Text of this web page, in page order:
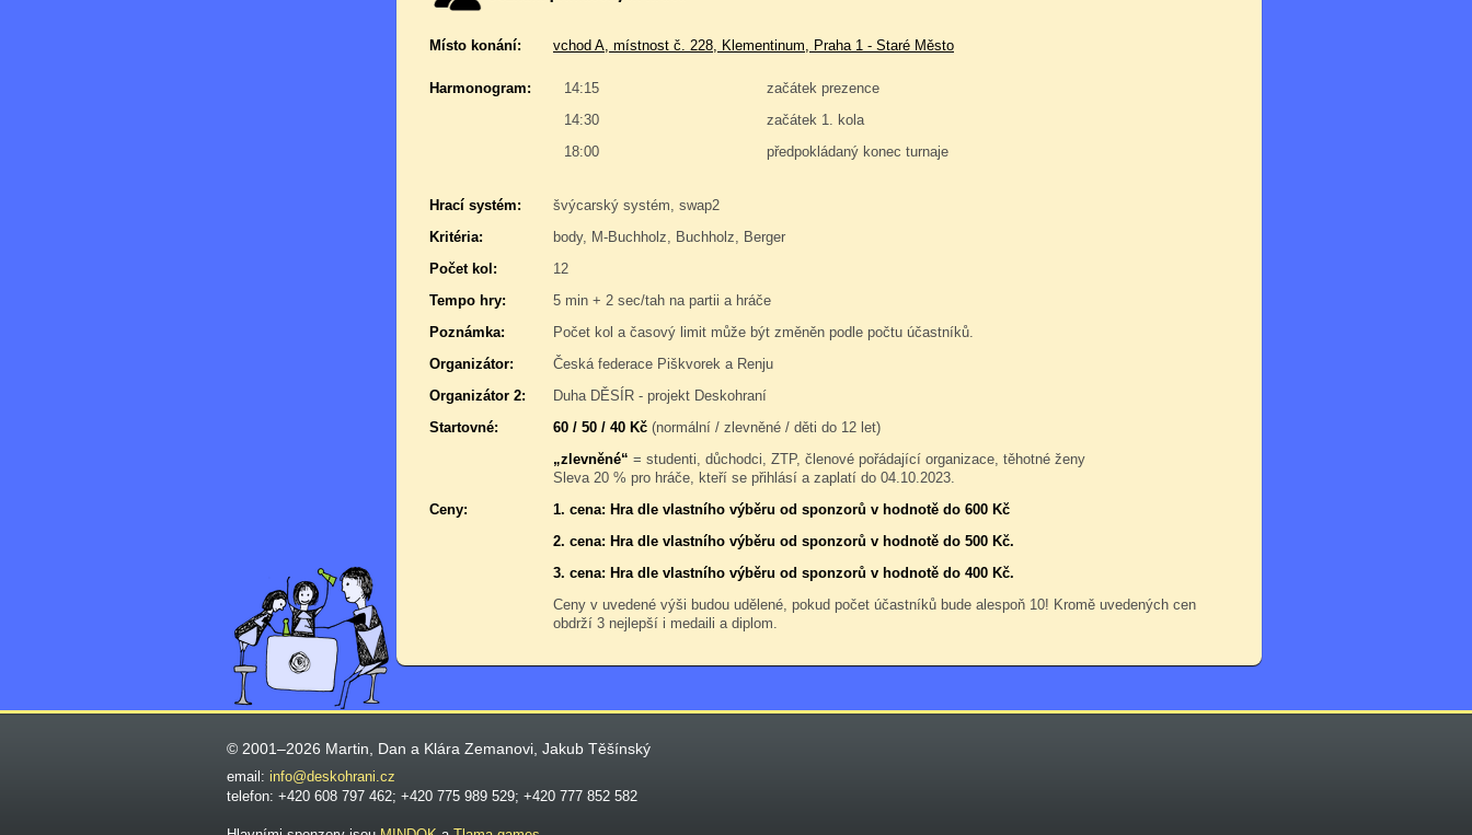
Místo konání: vchod A, místnost č. 228, Klementinum, Praha 1 - Staré Město
Harmonogram: 14:15
začátek prezence
14:30
začátek 1. kola
18:00
předpokládaný konec turnaje
Hrací systém:
švýcarský systém, swap2
Kritéria:
body, M-Buchholz, Buchholz, Berger
Počet kol:
12
Tempo hry:
5 min + 2 sec/tah na partii a hráče
Poznámka:
Počet kol a časový limit může být změněn podle počtu účastníků.
Organizátor:
Česká federace Piškvorek a Renju
Organizátor 2:
Duha DĚSÍR - projekt Deskohraní
Startovné:
60 / 50 / 40 Kč (normální / zlevněné / děti do 12 let)
„zlevněné“ = studenti, důchodci, ZTP, členové pořádající organizace, těhotné ženy
Sleva 20 % pro hráče, kteří se přihlásí a zaplatí do 04.10.2023.
Ceny:
1. cena: Hra dle vlastního výběru od sponzorů v hodnotě do 600 Kč
2. cena: Hra dle vlastního výběru od sponzorů v hodnotě do 500 Kč.
3. cena: Hra dle vlastního výběru od sponzorů v hodnotě do 400 Kč.
Ceny v uvedené výši budou udělené, pokud počet účastníků bude alespoň 10! Kromě uvedených cen
obdrží 3 nejlepší i medaili a diplom.
© 2001–2026 Martin, Dan a Klára Zemanovi, Jakub Těšínský
email: info@deskohrani.cz
telefon: +420 608 797 462; +420 775 989 529; +420 777 852 582